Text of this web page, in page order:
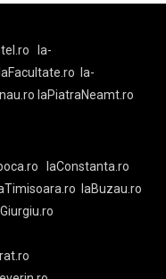
la-
laFacultate.ro
la-
laPiatraNeamt.ro
laConstanta.ro
laBuzau.ro